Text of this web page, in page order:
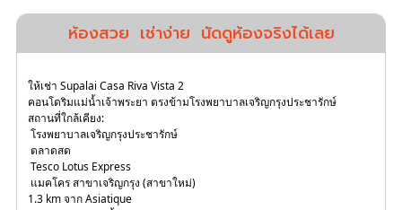
ห้องสวย เช่าง่าย นัดดูห้องจริงได้เลย
ให้เช่า Supalai Casa Riva Vista 2
คอนโดริมแม่น้ำเจ้าพระยา ตรงข้ามโรงพยาบาลเจริญกรุงประชารักษ์
สถานที่ใกล้เคียง:
โรงพยาบาลเจริญกรุงประชารักษ์
ตลาดสด
Tesco Lotus Express
แมคโคร สาขาเจริญกรุง (สาขาใหม่)
1.3 km จาก Asiatique